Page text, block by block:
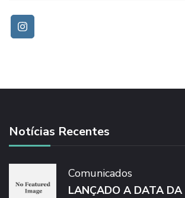
Notícias Recentes
Comunicados
LANÇADO A DATA DA